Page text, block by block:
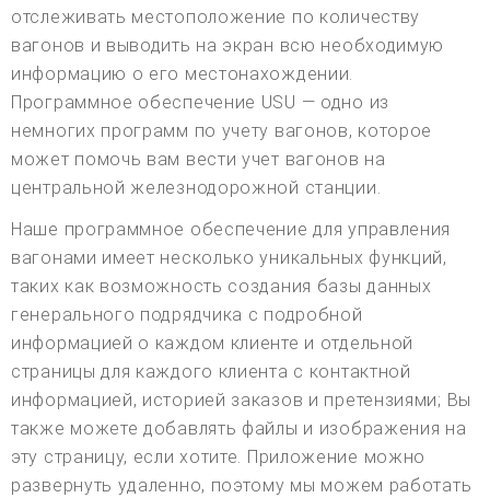
отслеживать местоположение по количеству
вагонов и выводить на экран всю необходимую
информацию о его местонахождении.
Программное обеспечение USU — одно из
немногих программ по учету вагонов, которое
может помочь вам вести учет вагонов на
центральной железнодорожной станции.
Наше программное обеспечение для управления
вагонами имеет несколько уникальных функций,
таких как возможность создания базы данных
генерального подрядчика с подробной
информацией о каждом клиенте и отдельной
страницы для каждого клиента с контактной
информацией, историей заказов и претензиями; Вы
также можете добавлять файлы и изображения на
эту страницу, если хотите. Приложение можно
развернуть удаленно, поэтому мы можем работать